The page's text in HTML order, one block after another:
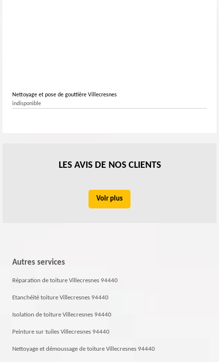
Nettoyage et pose de gouttière Villecresnes
indisponible
LES AVIS DE NOS CLIENTS
Voir plus
Autres services
Réparation de toiture Villecresnes 94440
Etanchéité toiture Villecresnes 94440
Isolation de toiture Villecresnes 94440
Peinture sur tuiles Villecresnes 94440
Nettoyage et démoussage de toiture Villecresnes 94440